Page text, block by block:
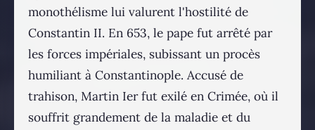
monothélisme lui valurent l'hostilité de
Constantin II. En 653, le pape fut arrêté par
les forces impériales, subissant un procès
humiliant à Constantinople. Accusé de
trahison, Martin Ier fut exilé en Crimée, où il
souffrit grandement de la maladie et du